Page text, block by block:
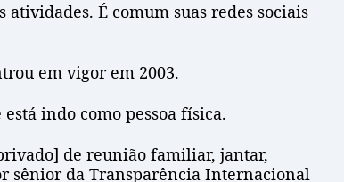
É comum suas redes sociais
em vigor em 2003.
indo como pessoa física.
de reunião familiar, jantar,
sênior da Transparência Internacional